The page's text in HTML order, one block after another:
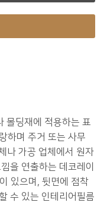
몰딩재에 적용하는 표
하며 주거 또는 사무
나 가공 업체에서 원자
을 연출하는 데코레이
있으며, 뒷면에 점착
수 있는 인테리어필름